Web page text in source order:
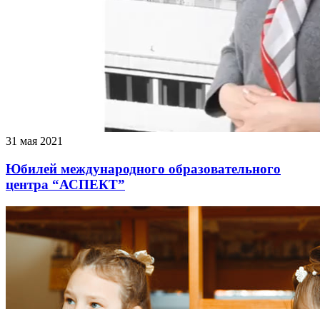
31 мая 2021
Юбилей международного образовательного
центра “АСПЕКТ”